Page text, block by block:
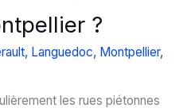
?
, Languedoc, Montpellier,
les rues piétonnes